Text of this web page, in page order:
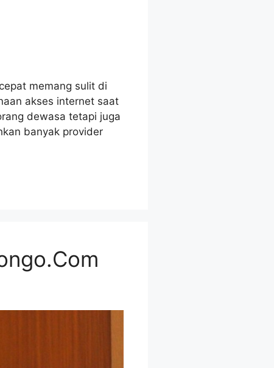
memang sulit di
akses internet saat
dewasa tetapi juga
banyak provider